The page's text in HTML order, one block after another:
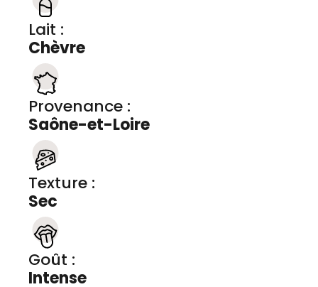
Lait :
Chèvre
Provenance :
Saône-et-Loire
Texture :
Sec
Goût :
Intense